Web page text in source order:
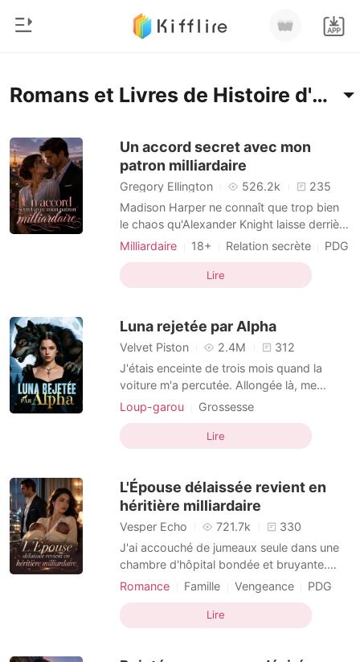
Historique
Déconnexion
Télécharger l'appli
Accueil
Moderne
Loup-garou
Nouvelle
Classement
Nouvelles
Romans et Livres de Histoire d'amour
Un accord secret avec mon
patron milliardaire
Gregory Ellington 526.2k
235
Madison Harper ne connaît que trop bien
le chaos qu'Alexander Knight laisse derrière
lui. En tant qu'assistante personnelle du
d'innombrables scandales, apaiser ses ex-
compagnes et empêcher que sa vie privée
conseil. Mais lors
Milliardaire 18+ Relation secrète
PDG
Lieu de travail
Histoire d'amour
Arrogant/Dominant
Assistante
Lire
Luna rejetée par Alpha
Velvet Piston 2.4M
312
J'étais enceinte de trois mois quand la
voiture m'a percutée. Allongée là, me
raccrochant à la vie, j'ai appelé mon mari,
connaissance, j'ai vu une publication de
savoir à quel point
Loup-garou
Grossesse
Histoire d'amour
Alpha
Lire
L'Épouse délaissée revient en
héritière milliardaire
Vesper Echo 721.7k
330
J'ai accouché de jumeaux seule dans une
chambre d'hôpital bondée et bruyante.
Quand j'ai appelé mon mari pour lui
ton glacial qu'il fêtait le succès de sa
maîtresse, qui n'était autre que ma sœur
Romance Famille Vengeance
PDG
Jumeaux
Drame Histoire d'amour
Lire